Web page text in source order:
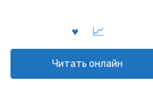
Читать онлайн